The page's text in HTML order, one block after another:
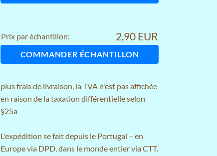
Prix par échantillon: 2,90 EUR
COMMANDER ÉCHANTILLON
plusfrais de livraison, la TVA n'est pas affichée
en raison de la taxation différentielle selon
§25a
L'expédition se fait depuis le Portugal – en
Europe via DPD, dans le monde entier via CTT.